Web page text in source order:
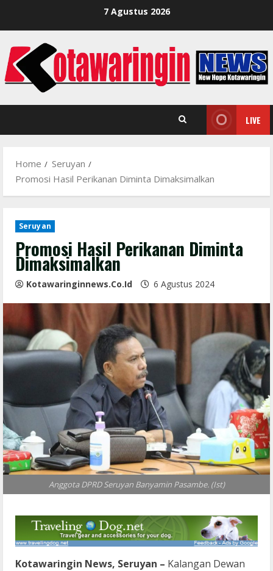
7 Agustus 2026
LIVE
Home
Seruyan
Promosi Hasil Perikanan Diminta Dimaksimalkan
Seruyan
Promosi Hasil Perikanan Diminta
Dimaksimalkan
Kotawaringinnews.co.id 6 Agustus 2024
Anggota DPRD Seruyan Banyamin Pasambe. (Ist)
Kotawaringin News, Seruyan – Kalangan Dewan